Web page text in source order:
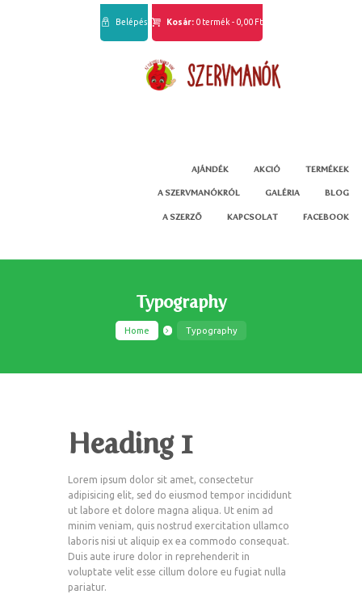
Belépés Kosár: 0 termék - 0,00 Ft
AJÁNDÉK AKCIÓ TERMÉKEK
A SZERVMANÓKRÓL GALÉRIA BLOG
A SZERZŐ KAPCSOLAT FACEBOOK
Typography
Home Typography
Heading 1
Lorem ipsum dolor sit amet, consectetur
adipisicing elit, sed do eiusmod tempor incididunt
ut labore et dolore magna aliqua. Ut enim ad
minim veniam, quis nostrud exercitation ullamco
laboris nisi ut aliquip ex ea commodo consequat.
Duis aute irure dolor in reprehenderit in
voluptate velit esse cillum dolore eu fugiat nulla
pariatur.